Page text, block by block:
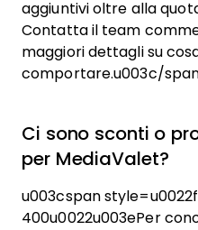
aggiuntivi oltre alla
Contatta il team
maggiori dettagli su
comportare.u003c/
Ci sono sconti o
per MediaValet?
u003cspan
400u0022u003ePer